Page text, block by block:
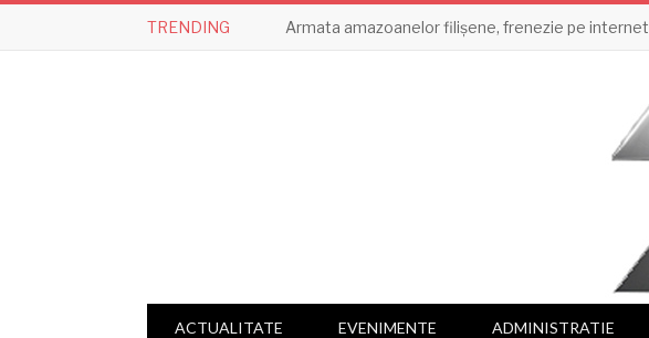
TRENDING Armata amazoanelor filișene, frenezie pe internet
ACTUALITATE EVENIMENTE ADMINISTRATIE